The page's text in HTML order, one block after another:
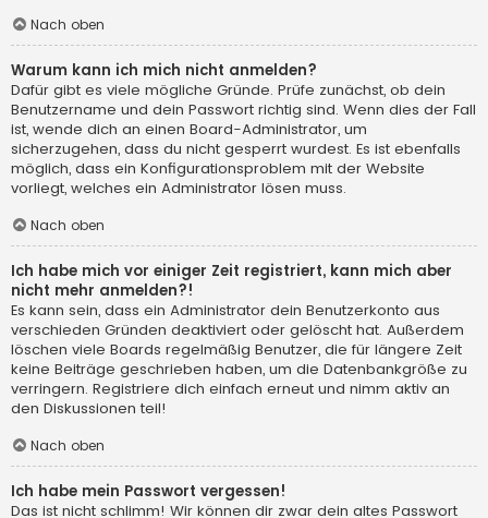
Nach oben
Warum kann ich mich nicht anmelden?
Dafür gibt es viele mögliche Gründe. Prüfe zunächst, ob dein
Benutzername und dein Passwort richtig sind. Wenn dies der Fall
ist, wende dich an einen Board-Administrator, um
sicherzugehen, dass du nicht gesperrt wurdest. Es ist ebenfalls
möglich, dass ein Konfigurationsproblem mit der Website
vorliegt, welches ein Administrator lösen muss.
Nach oben
Ich habe mich vor einiger Zeit registriert, kann mich aber
nicht mehr anmelden?!
Es kann sein, dass ein Administrator dein Benutzerkonto aus
verschieden Gründen deaktiviert oder gelöscht hat. Außerdem
löschen viele Boards regelmäßig Benutzer, die für längere Zeit
keine Beiträge geschrieben haben, um die Datenbankgröße zu
verringern. Registriere dich einfach erneut und nimm aktiv an
den Diskussionen teil!
Nach oben
Ich habe mein Passwort vergessen!
Das ist nicht schlimm! Wir können dir zwar dein altes Passwort